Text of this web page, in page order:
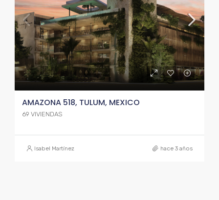
AMAZONA 518, TULUM, MEXICO
69 VIVIENDAS
Isabel Martínez hace 3 años